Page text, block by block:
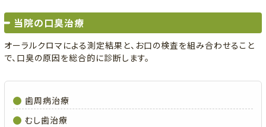
当院の口臭治療
オーラルクロマによる測定結果と、お口の検査を組み合わせること
で、口臭の原因を総合的に診断します。
歯周病治療
むし歯治療